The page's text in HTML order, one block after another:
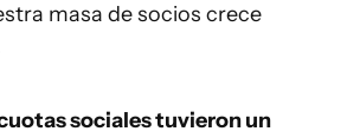
masa de socios crece
sociales tuvieron un